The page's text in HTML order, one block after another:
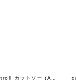
[mina perhonen
troll カットソー (AES8052:MT)